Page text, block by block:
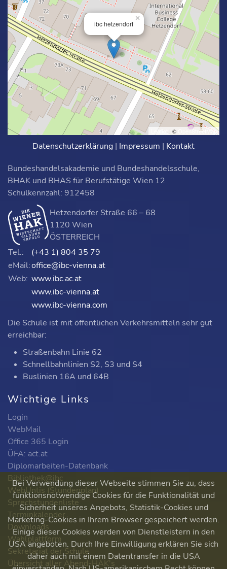
ibc hetzendorf
×
Leaflet | © OpenStreetMap
Datenschutzerklärung | Impressum | Kontakt
Bundeshandelsakademie und Bundeshandelsschule,
BHAK und BHAS für Berufstätige Wien 12
Schulkennzahl: 912458
Hetzendorfer Straße 66 – 68
1120 Wien
ÖSTERREICH
Tel.:
(+43 1) 804 35 79
eMail:office@ibc-vienna.at
Web: www.ibc.ac.at
www.ibc-vienna.at
www.ibc-vienna.com
Die Schule ist mit öffentlichen Verkehrsmitteln sehr gut
erreichbar:
Straßenbahn Linie 62
Schnellbahnlinien S2, S3 und S4
Buslinien 16A und 64B
Wichtige Links
Login
WebMail
Office 365 Login
ÜFA: act.at
Diplomarbeiten-Datenbank
Bibliothek@ibc
WebUntis (Stundenplan)
Sprechstundenliste
Terminkalender
Downloads
Wahlplattform
Sekretariat der Schule
Übersicht aller Abend-HAK's
Bei Verwendung dieser Webseite stimmen Sie zu, dass
funktionsnotwendige Cookies für die Funktionalität und
Sicherheit unseres Angebots, Statistik-Cookies und
Marketing-Cookies in Ihrem Browser gespeichert werden.
Einige dieser Cookies werden von Dienstleistern in den
USA angeboten. Durch Ihre Einwilligung erklären Sie sich
daher auch mit einem Datentransfer in die USA